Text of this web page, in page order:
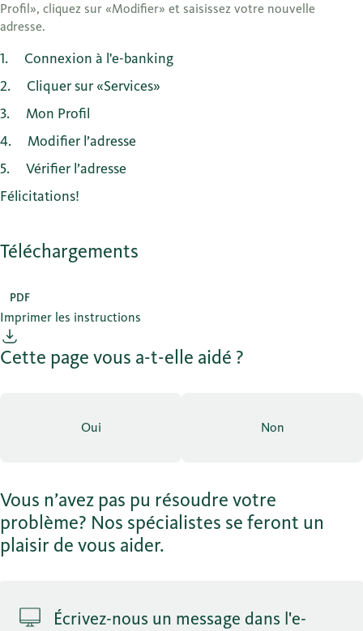
Profil», cliquez sur «Modifier» et saisissez votre nouvelle
adresse.
1
Connexion à l'e-banking
2
Cliquer sur «Services»
3
Mon Profil
4
Modifier l’adresse
5
Vérifier l’adresse
Félicitations!
Téléchargements
PDF
Imprimer les instructions
Cette page vous a-t-elle aidé ?
Oui Non
Vous n’avez pas pu résoudre votre
problème? Nos spécialistes se feront un
plaisir de vous aider.
Écrivez-nous un message dans l'e-